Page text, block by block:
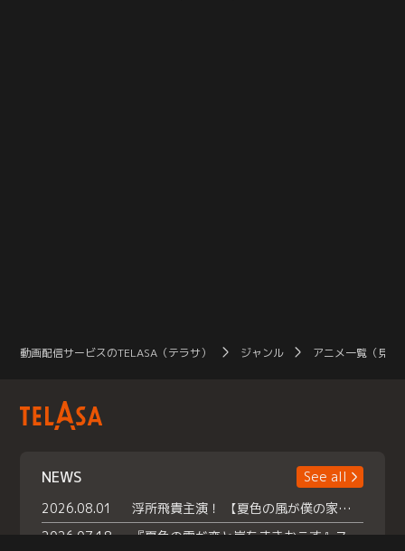
動画配信サービスのTELASA（テラサ） ジャンル アニメ一覧（見放
NEWS
See all
2026.08.01
浮所飛貴主演！ 【夏色の風が僕の家にやってきた】 本日よりテラサで独占配信スタート！
2026.07.18
『夏色の雲が恋と嵐をまきおこす』スペシャルメイキング 【Part1】2026年７月18日（土）23時30分～配信スタート！話題のシーンの裏側を大公開！豪華キャスト大集合！ 『武宮家 真夏の家族会議』開催！